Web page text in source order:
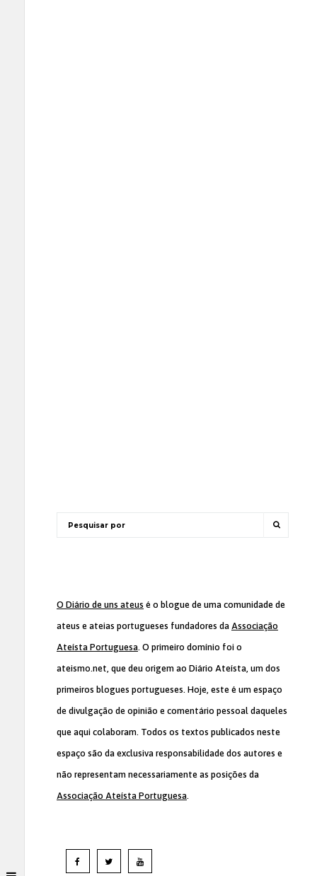
O Diário de uns ateus é o blogue de uma comunidade de
ateus e ateias portugueses fundadores da Associação
Ateísta Portuguesa. O primeiro domínio foi o
ateismo.net, que deu origem ao Diário Ateísta, um dos
primeiros blogues portugueses. Hoje, este é um espaço
de divulgação de opinião e comentário pessoal daqueles
que aqui colaboram. Todos os textos publicados neste
espaço são da exclusiva responsabilidade dos autores e
não representam necessariamente as posições da
Associação Ateísta Portuguesa.